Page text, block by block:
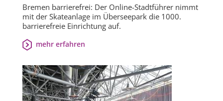
Bremen barrierefrei: Der Online-Stadtführer nimmt
mit der Skateanlage im Überseepark die 1000.
barrierefreie Einrichtung auf.
mehr erfahren